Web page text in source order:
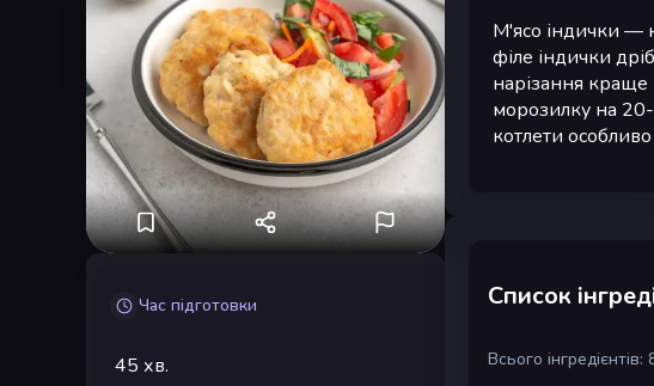
Час підготовки
45 хв.
М'ясо індички —
філе індички
нарізання краще
морозилку на
котлети
Список
Всього інгредієнтів: